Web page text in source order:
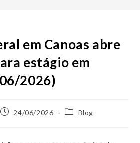
em Canoas abre
estágio em
2026)
24/06/2026 Blog